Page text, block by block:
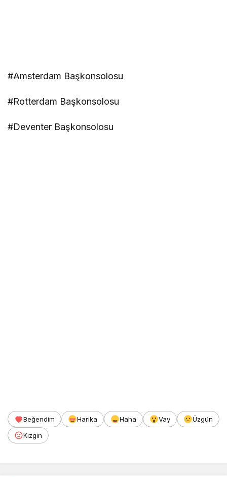
#Amsterdam Başkonsolosu
#Rotterdam Başkonsolosu
#Deventer Başkonsolosu
Beğendim Harika Haha Vay
Üzgün
Kızgın